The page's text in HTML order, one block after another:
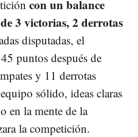
con un balance
3 victorias, 2 derrotas
disputadas, el
puntos después de
y 11 derrotas
sólido, ideas claras
en la mente de la
la competición.